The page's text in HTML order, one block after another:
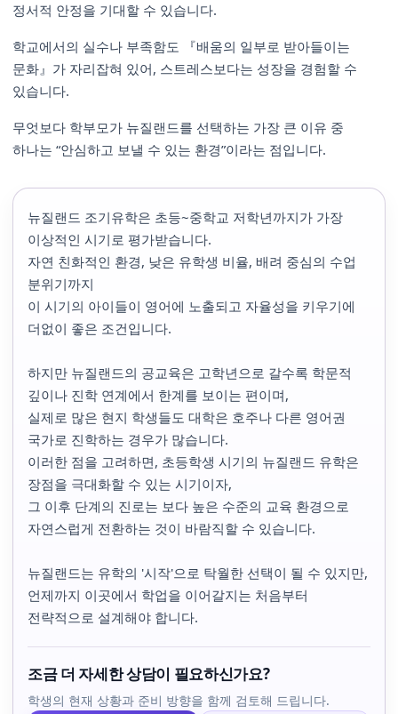
정서적 안정을 기대할 수 있습니다.
학교에서의 실수나 부족함도 『배움의 일부로 받아들이는
문화』가 자리잡혀 있어, 스트레스보다는 성장을 경험할 수
있습니다.
무엇보다 학부모가 뉴질랜드를 선택하는 가장 큰 이유 중
하나는 “안심하고 보낼 수 있는 환경”이라는 점입니다.
뉴질랜드 조기유학은 초등~중학교 저학년까지가 가장
이상적인 시기로 평가받습니다.
자연 친화적인 환경, 낮은 유학생 비율, 배려 중심의 수업
분위기까지
이 시기의 아이들이 영어에 노출되고 자율성을 키우기에
더없이 좋은 조건입니다.
하지만 뉴질랜드의 공교육은 고학년으로 갈수록 학문적
깊이나 진학 연계에서 한계를 보이는 편이며,
실제로 많은 현지 학생들도 대학은 호주나 다른 영어권
국가로 진학하는 경우가 많습니다.
이러한 점을 고려하면, 초등학생 시기의 뉴질랜드 유학은
장점을 극대화할 수 있는 시기이자,
그 이후 단계의 진로는 보다 높은 수준의 교육 환경으로
자연스럽게 전환하는 것이 바람직할 수 있습니다.
뉴질랜드는 유학의 '시작'으로 탁월한 선택이 될 수 있지만,
언제까지 이곳에서 학업을 이어갈지는 처음부터
전략적으로 설계해야 합니다.
조금 더 자세한 상담이 필요하신가요?
학생의 현재 상황과 준비 방향을 함께 검토해 드립니다.